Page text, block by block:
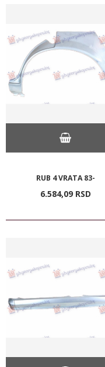
RUB 4 VRATA 83-
6.584,09 RSD